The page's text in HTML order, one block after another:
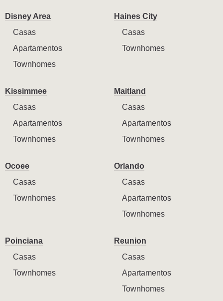
Disney Area
Casas
Apartamentos
Townhomes
Haines City
Casas
Townhomes
Kissimmee
Casas
Apartamentos
Townhomes
Maitland
Casas
Apartamentos
Townhomes
Ocoee
Casas
Townhomes
Orlando
Casas
Apartamentos
Townhomes
Poinciana
Casas
Townhomes
Reunion
Casas
Apartamentos
Townhomes